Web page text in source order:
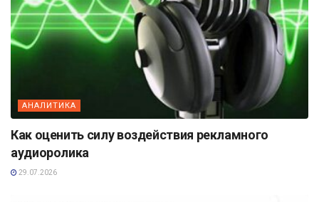
АНАЛИТИКА
Как оценить силу воздействия рекламного
аудиоролика
29.07.2026